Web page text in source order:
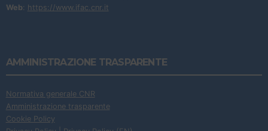
Web: https://www.ifac.cnr.it
AMMINISTRAZIONE TRASPARENTE
Normativa generale CNR
Amministrazione trasparente
Cookie Policy